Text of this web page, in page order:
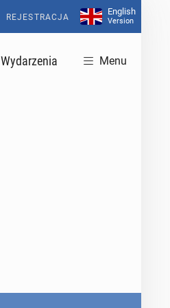
REJESTRACJA
English
Version
Wydarzenia Menu